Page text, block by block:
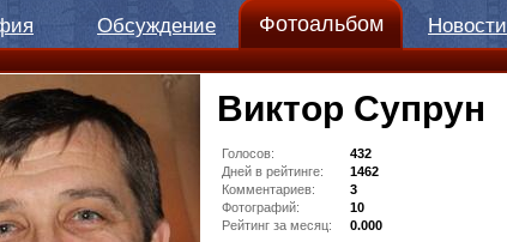
Обсуждение Фотоальбом Новости
Виктор Супрун
Голосов:
432
Дней в рейтинге:
1462
Комментариев:
3
Фотографий:
10
Рейтинг за месяц:
0.000